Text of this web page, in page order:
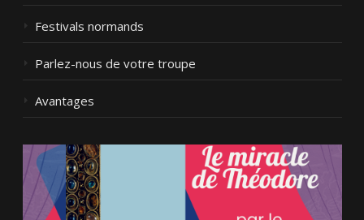
Festivals normands
Parlez-nous de votre troupe
Avantages